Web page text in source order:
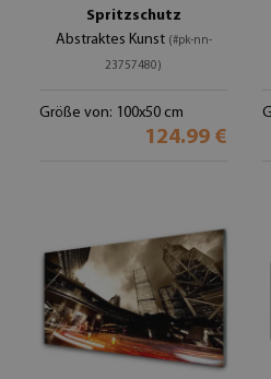
Spritzschutz
Abstraktes Kunst (#pk-nn-
23757480)
Größe von: 100x50 cm
124.99 €